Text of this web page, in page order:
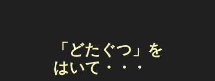
「どたぐつ」を
はいて・・・